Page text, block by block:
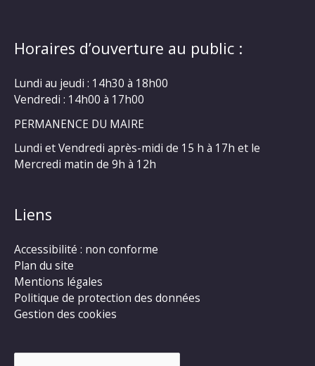
Horaires d’ouverture au public :
Lundi au jeudi : 14h30 à 18h00
Vendredi : 14h00 à 17h00
PERMANENCE DU MAIRE
Lundi et Vendredi après-midi de 15 h à 17h et le
Mercredi matin de 9h à 12h
Liens
Accessibilité : non conforme
Plan du site
Mentions légales
Politique de protection des données
Gestion des cookies